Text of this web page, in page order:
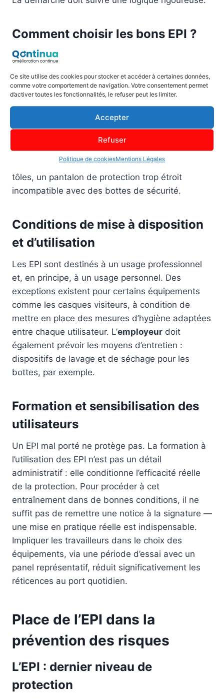
Ce site utilise des cookies pour stocker et accéder à certaines données,
comme votre comportement de navigation. Votre consentement permet
d’activer toutes les fonctionnalités, le refuser peut les limiter.
Accepter
Refuser
Politique de cookiesMentions Légales
Comment choisir les bons EPI ?
Le point de départ est toujours l’évaluation des
risque, fréquence d’exposition, intensité. Vient
ensuite la sélection d’un EPI approprié au risque,
adapté à la morphologie du travailleur et
compatible avec les autres équipements portés
simultanément. Une combinaison d’EPI mal
pensée peut créer de nouveaux risques : des
gants anti-coupures glissants qui font chuter des
tôles, un pantalon de protection trop étroit
incompatible avec des bottes de sécurité.
Conditions de mise à disposition
et d’utilisation
Les EPI sont destinés à un usage professionnel
et, en principe, à un usage personnel. Des
exceptions existent pour certains équipements
comme les casques visiteurs, à condition de
mettre en place des mesures d’hygiène adaptées
entre chaque utilisateur. L’employeur doit
également prévoir les moyens d’entretien :
dispositifs de lavage et de séchage pour les
bottes, par exemple.
Formation et sensibilisation des
utilisateurs
Un EPI mal porté ne protège pas. La formation à
l’utilisation des EPI n’est pas un détail
administratif : elle conditionne l’efficacité réelle
de la protection. Pour procéder à cet
entraînement dans de bonnes conditions, il ne
suffit pas de remettre une notice à la signature —
une mise en pratique réelle est indispensable.
Impliquer les travailleurs dans le choix des
équipements, via une période d’essai avec un
panel représentatif, réduit significativement les
réticences au port quotidien.
Place de l’EPI dans la
prévention des risques
L’EPI : dernier niveau de
protection